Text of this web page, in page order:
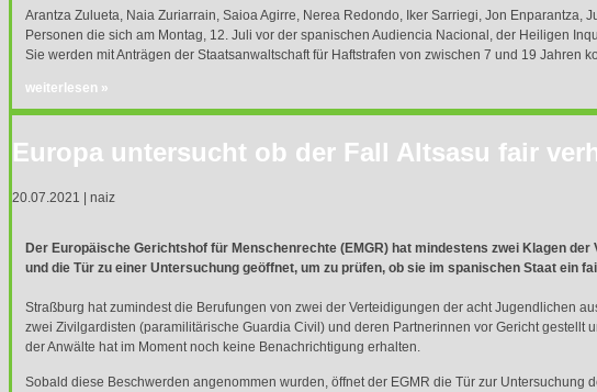
Arantza Zulueta, Naia Zuriarrain, Saioa Agirre, Nerea Redondo, Iker Sarriegi, Jon Enparantza,
Personen die sich am Montag, 12. Juli vor der spanischen Audiencia Nacional, der Heiligen
Sie werden mit Anträgen der Staatsanwaltschaft für Haftstrafen von zwischen 7 und 19 Jahren
weiterlesen »
Europa untersucht ob der Fall Altsasu fair
20.07.2021 | naiz
Der Europäische Gerichtshof für Menschenrechte (EMGR) hat mindestens zwei Klagen
und die Tür zu einer Untersuchung geöffnet, um zu prüfen, ob sie im spanischen Staat ein
Straßburg hat zumindest die Berufungen von zwei der Verteidigungen der acht Jugendlichen
zwei Zivilgardisten (paramilitärische Guardia Civil) und deren Partnerinnen vor Gericht gestellt
der Anwälte hat im Moment noch keine Benachrichtigung erhalten.
Sobald diese Beschwerden angenommen wurden, öffnet der EGMR die Tür zur Untersuchung